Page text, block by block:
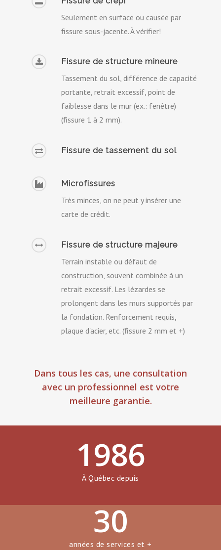
Seulement en surface ou causée par
fissure sous-jacente. À vérifier!
Fissure de structure mineure
Tassement du sol, différence de capacité
portante, retrait excessif, point de
faiblesse dans le mur (ex.: fenêtre)
(fissure 1 à 2 mm).
Fissure de tassement du sol
Microfissures
Très minces, on ne peut y insérer une
carte de crédit.
Fissure de structure majeure
Terrain instable ou défaut de
construction, souvent combinée à un
retrait excessif. Les lézardes se
prolongent dans les murs supportés par
la fondation. Renforcement requis,
plaque d'acier, etc. (fissure 2 mm et +)
Dans tous les cas, une consultation
avec un professionnel est votre
meilleure garantie.
1986
À Québec depuis
30
années de services et +